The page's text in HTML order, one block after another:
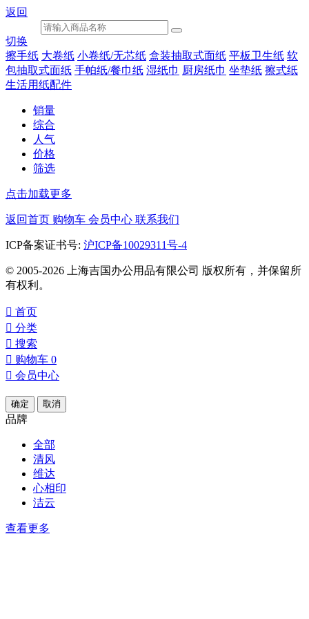
返回
切换
擦手纸 大卷纸 小卷纸/无芯纸 盒装抽取式面纸 平板卫生纸 软
包抽取式面纸 手帕纸/餐巾纸 湿纸巾 厨房纸巾 坐垫纸 擦式纸
生活用纸配件
销量
综合
人气
价格
筛选
点击加载更多
返回首页 购物车 会员中心 联系我们
ICP备案证书号: 沪ICP备10029311号-4
© 2005-2026 上海吉国办公用品有限公司 版权所有，并保留所
有权利。
 首页
 分类
 搜索
 购物车 0
 会员中心
确定 取消
品牌
全部
清风
维达
心相印
洁云
查看更多